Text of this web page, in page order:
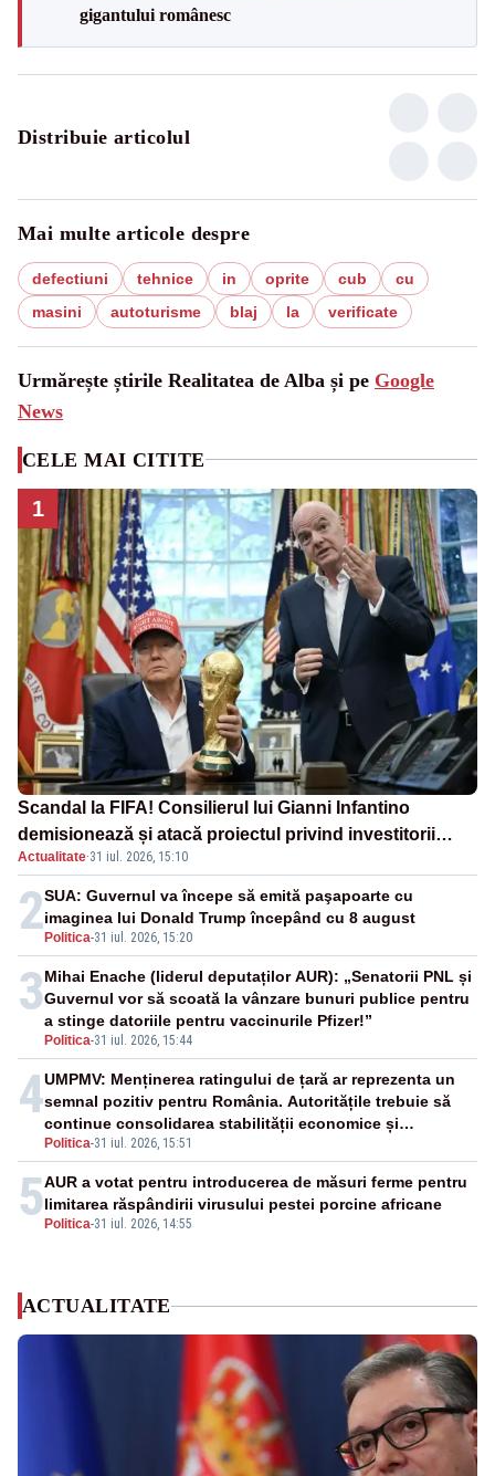
gigantului românesc
Distribuie articolul
Mai multe articole despre
defectiuni tehnice in oprite cub
cu
masini
autoturisme blaj la verificate
Urmărește știrile Realitatea de Alba și pe Google
News
CELE MAI CITITE
1
Scandal la FIFA! Consilierul lui Gianni Infantino
demisionează și atacă proiectul privind investitorii
străini
Actualitate·31 iul. 2026, 15:10
2 Politica-31 iul. 2026, 15:20
SUA: Guvernul va începe să emită paşapoarte cu
imaginea lui Donald Trump începând cu 8 august
3
Politica-31 iul. 2026, 15:44
Mihai Enache (liderul deputaților AUR): „Senatorii PNL și
Guvernul vor să scoată la vânzare bunuri publice pentru
a stinge datoriile pentru vaccinurile Pfizer!”
4
Politica-31 iul. 2026, 15:51
UMPMV: Menținerea ratingului de țară ar reprezenta un
semnal pozitiv pentru România. Autoritățile trebuie să
continue consolidarea stabilității economice și
financiare
5 Politica-31 iul. 2026, 14:55
AUR a votat pentru introducerea de măsuri ferme pentru
limitarea răspândirii virusului pestei porcine africane
ACTUALITATE